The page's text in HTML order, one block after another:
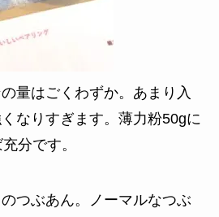
量はごくわずか。あまり入
なりすぎます。薄力粉50gに
分です。
つぶあん。ノーマルなつぶ